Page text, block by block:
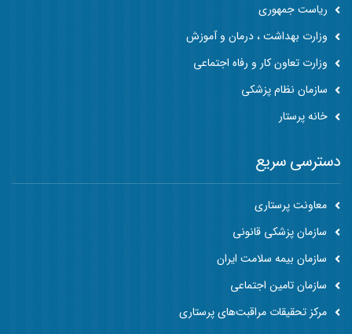
ریاست جمهوری
وزارت بهداشت ، درمان و آموزش
وزارت تعاون کار و رفاه اجتماعی
سازمان نظام پزشکی
خانه پرستار
دسترسی سریع
معاونت پرستاری
سازمان پزشکی قانونی
سازمان بیمه سلامت ایران
سازمان تامین اجتماعی
مرکز تحقیقات مراقبت‌های پرستاری